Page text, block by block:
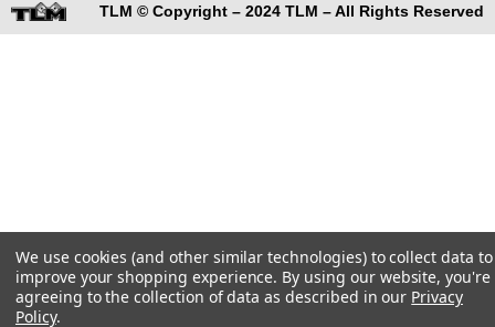
TLM © Copyright – 2024 TLM – All Rights Reserved
We use cookies (and other similar technologies) to collect data to
improve your shopping experience. By using our website, you're
agreeing to the collection of data as described in our Privacy
Policy.